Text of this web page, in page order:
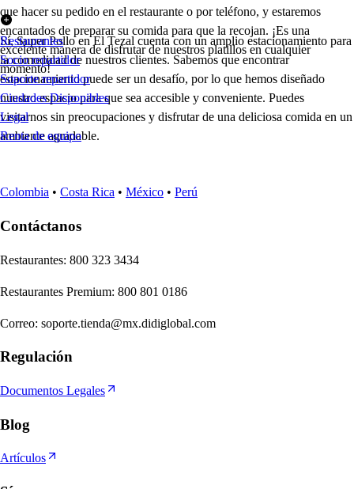
que hacer su pedido en el restaurante o por teléfono, y estaremos
encantados de preparar su comida para que la recojan. ¡Es una
excelente manera de disfrutar de nuestros platillos en cualquier
momento!
Sí, Super Pollo en El Tezal cuenta con un amplio estacionamiento para
la comodidad de nuestros clientes. Sabemos que encontrar
estacionamiento puede ser un desafío, por lo que hemos diseñado
nuestro espacio para que sea accesible y conveniente. Puedes
visitarnos sin preocupaciones y disfrutar de una deliciosa comida en un
ambiente agradable.
Restaurantes
Socio repartidor
Soporte repartidor
Ciudades Disponibles
Legal
Renta de equipo
Colombia • Costa Rica • México • Perú
Contáctanos
Restaurantes: 800 323 3434
Restaurantes Premium: 800 801 0186
Correo: soporte.tienda@mx.didiglobal.com
Regulación
Documentos Legales
Blog
Artículos